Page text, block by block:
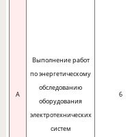
A
Выполнение работ
по энергетическому
обследованию
оборудования
электротехнических
систем
6